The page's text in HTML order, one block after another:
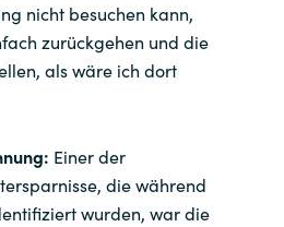
nicht besuchen kann,
zurückgehen und die
als wäre ich dort
Einer der
die während
wurden, war die